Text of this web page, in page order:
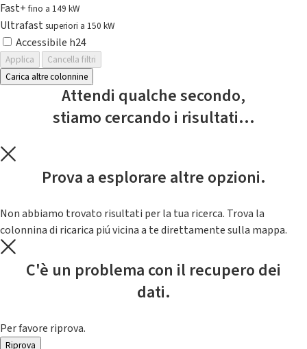
Fast+fino a 149 kW
Ultrafast superiori a 150 kW
Accessibile h24
Applica
Cancella filtri
Carica altre colonnine
Attendi qualche secondo,
stiamo cercando i risultati...
Prova a esplorare altre opzioni.
Non abbiamo trovato risultati per la tua ricerca. Trova la
colonnina di ricarica piú vicina a te direttamente sulla mappa.
C'è un problema con il recupero dei
dati.
Per favore riprova.
Riprova